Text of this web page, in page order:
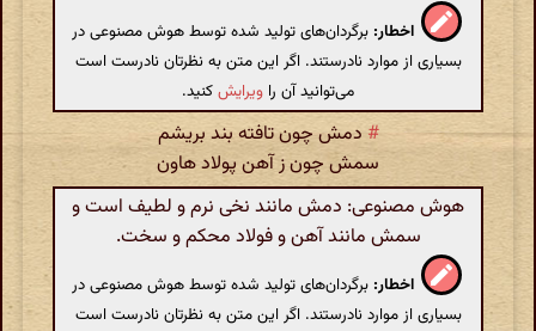
اخطار: برگردان‌های تولید شده توسط هوش مصنوعی در
بسیاری از موارد نادرستند. اگر این متن به نظرتان نادرست است
می‌توانید آن را ویرایشکنید.
# دمش چون تافته بند بریشم
سمش چون ز آهن پولاد هاون
هوش مصنوعی: دمش مانند نخی نرم و لطیف است و
سمش مانند آهن و فولاد محکم و سخت.
اخطار: برگردان‌های تولید شده توسط هوش مصنوعی در
بسیاری از موارد نادرستند. اگر این متن به نظرتان نادرست است